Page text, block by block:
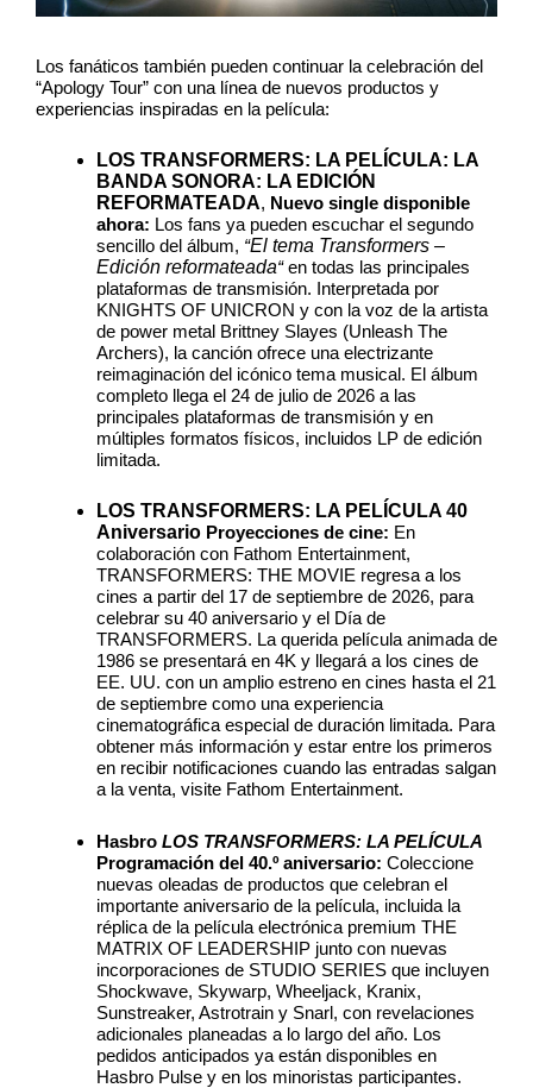
Los fanáticos también pueden continuar la celebración del
“Apology Tour” con una línea de nuevos productos y
experiencias inspiradas en la película:
LOS TRANSFORMERS: LA PELÍCULA: LA
BANDA SONORA: LA EDICIÓN
REFORMATEADA, Nuevo single disponible
ahora: Los fans ya pueden escuchar el segundo
sencillo del álbum, “El tema Transformers –
Edición reformateada“en todas las principales
plataformas de transmisión. Interpretada por
KNIGHTS OF UNICRON y con la voz de la artista
de power metal Brittney Slayes (Unleash The
Archers), la canción ofrece una electrizante
reimaginación del icónico tema musical. El álbum
completo llega el 24 de julio de 2026 a las
principales plataformas de transmisión y en
múltiples formatos físicos, incluidos LP de edición
limitada.
LOS TRANSFORMERS: LA PELÍCULA 40
Aniversario Proyecciones de cine: En
colaboración con Fathom Entertainment,
TRANSFORMERS: THE MOVIE regresa a los
cines a partir del 17 de septiembre de 2026, para
celebrar su 40 aniversario y el Día de
TRANSFORMERS. La querida película animada de
1986 se presentará en 4K y llegará a los cines de
EE. UU. con un amplio estreno en cines hasta el 21
de septiembre como una experiencia
cinematográfica especial de duración limitada. Para
obtener más información y estar entre los primeros
en recibir notificaciones cuando las entradas salgan
a la venta, visite Fathom Entertainment.
Hasbro LOS TRANSFORMERS: LA PELÍCULA
Programación del 40.º aniversario: Coleccione
nuevas oleadas de productos que celebran el
importante aniversario de la película, incluida la
réplica de la película electrónica premium THE
MATRIX OF LEADERSHIP junto con nuevas
incorporaciones de STUDIO SERIES que incluyen
Shockwave, Skywarp, Wheeljack, Kranix,
Sunstreaker, Astrotrain y Snarl, con revelaciones
adicionales planeadas a lo largo del año. Los
pedidos anticipados ya están disponibles en
Hasbro Pulse y en los minoristas participantes.